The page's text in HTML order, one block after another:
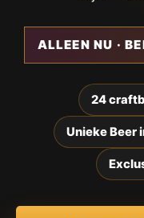
ALLEEN NU ·
24
Unieke Beer